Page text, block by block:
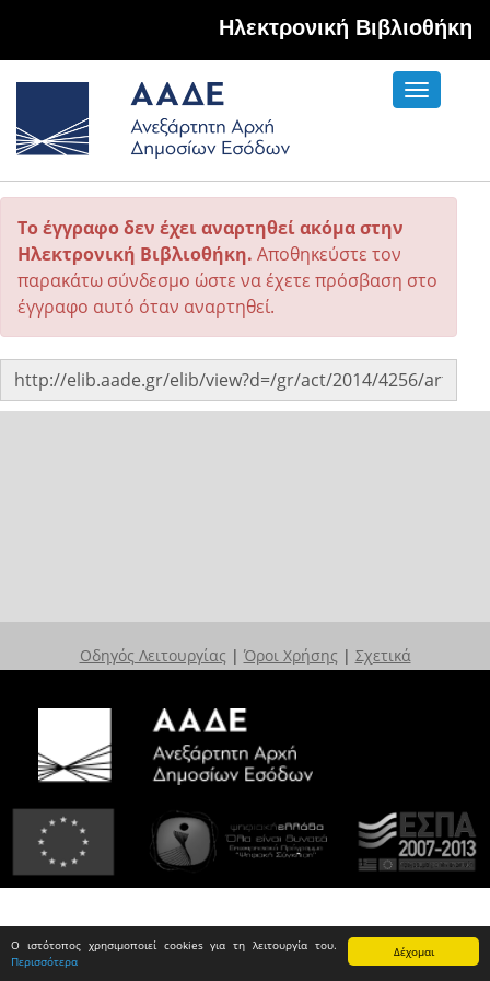
Δέχομαι
Ο ιστότοπος χρησιμοποιεί cookies για τη λειτουργία του.
Περισσότερα
Hλεκτρονική Βιβλιοθήκη
Toggle
Το έγγραφο δεν έχει αναρτηθεί ακόμα στην
Ηλεκτρονική Βιβλιοθήκη. Αποθηκεύστε τον
παρακάτω σύνδεσμο ώστε να έχετε πρόσβαση στο
έγγραφο αυτό όταν αναρτηθεί.
Οδηγός Λειτουργίας | Όροι Χρήσης | Σχετικά